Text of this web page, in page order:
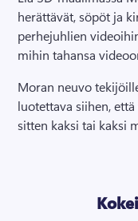
herättävät, söpöt ja
perhejuhlien
mihin tahansa
Moran neuvo
luotettava siihen,
sitten kaksi tai kaksi